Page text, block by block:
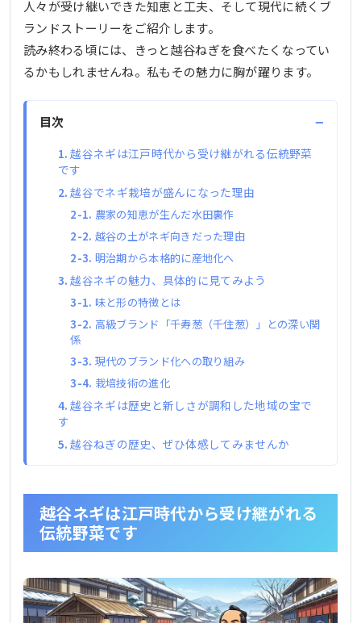
人々が受け継いできた知恵と工夫、そして現代に続くブ
ランドストーリーをご紹介します。
読み終わる頃には、きっと越谷ねぎを食べたくなってい
るかもしれませんね。私もその魅力に胸が躍ります。
目次 −
越谷ネギは江戸時代から受け継がれる伝統野菜
です
越谷でネギ栽培が盛んになった理由
農家の知恵が生んだ水田裏作
越谷の土がネギ向きだった理由
明治期から本格的に産地化へ
越谷ネギの魅力、具体的に見てみよう
味と形の特徴とは
高級ブランド「千寿葱（千住葱）」との深い関
係
現代のブランド化への取り組み
栽培技術の進化
越谷ネギは歴史と新しさが調和した地域の宝で
す
越谷ねぎの歴史、ぜひ体感してみませんか
越谷ネギは江戸時代から受け継がれる
伝統野菜です